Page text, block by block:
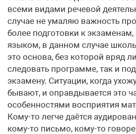
всеми видами речевой
случае не умаляю важность
более подготовки к
языком, в данном случае
это основа, без которой вряд
следовать программе, так и
экзамену. Ситуации, когда
бывают, и оправдывается это
особенностями восприятия
Кому-то легче даётся
кому-то письмо, кому-то